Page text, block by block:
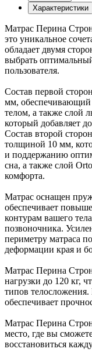
Характеристики
Матрас Перина
это уникальное
обладает двумя
выбрать
пользователя.
Состав первой
мм, обеспечивающий
телом, а также слой
который добавляет
Состав второй
толщиной 10 мм,
и поддержанию
сна, а также слой
комфорта.
Матрас оснащен
обеспечивает
контурам вашего
позвоночника.
периметру матраса
деформации края и
Матрас Перина
нагрузки до 120 кг,
типов
обеспечивает
Матрас Перина
место, где вы
восстановиться